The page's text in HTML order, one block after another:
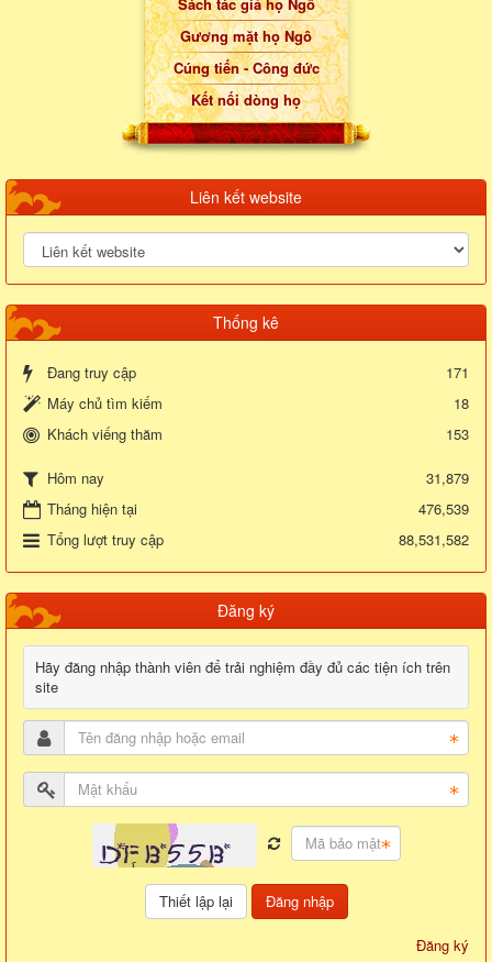
Gương mặt họ Ngô
Cúng tiến - Công đức
Kết nối dòng họ
Liên kết website
Thống kê
Đang truy cập
171
Máy chủ tìm kiếm
18
Khách viếng thăm
153
Hôm nay
31,879
Tháng hiện tại
476,539
Tổng lượt truy cập
88,531,582
Đăng ký
Hãy đăng nhập thành viên để trải nghiệm đầy đủ các tiện ích trên
site
Đăng nhập
Đăng ký